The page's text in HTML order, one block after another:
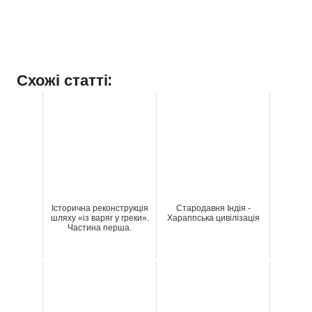
Схожі статті:
Історична реконструкція
шляху «із варяг у греки».
Частина перша.
Стародавня Індія -
Хараппська цивілізація